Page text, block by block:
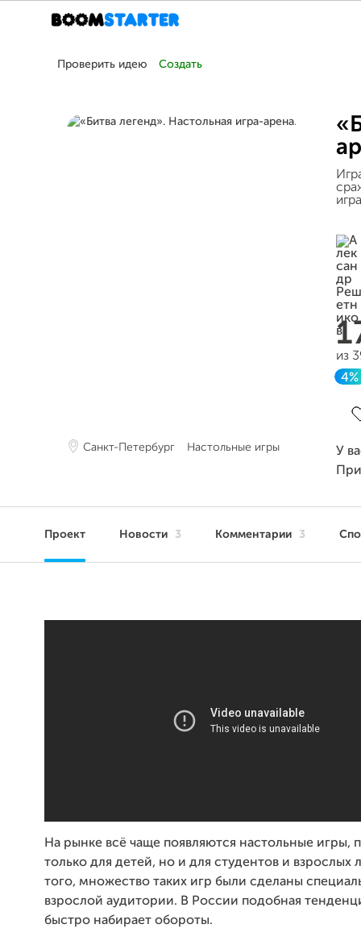
Проверить идею Создать
Санкт-Петербург Настольные игры
из
4%
У
Проект Новости 3 Комментарии 3
На рынке всё чаще появляются настольные игры,
только для детей, но и для студентов и взрослых
того, множество таких игр были сделаны
взрослой аудитории. В России подобная
быстро набирает обороты.